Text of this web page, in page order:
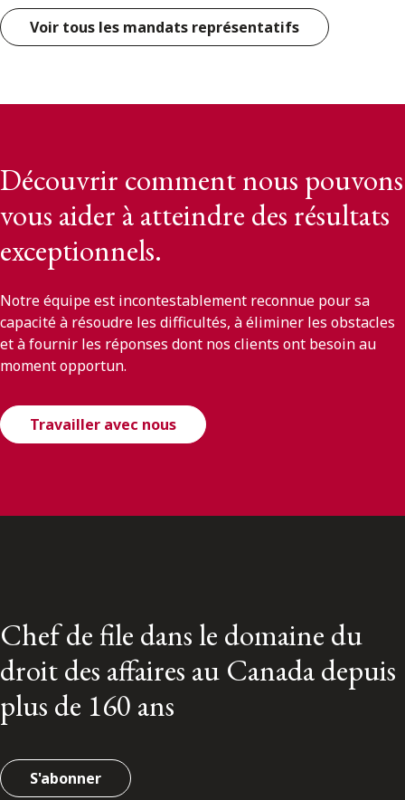
Voir tous les mandats représentatifs
Découvrir comment nous pouvons
vous aider à atteindre des résultats
exceptionnels.
Notre équipe est incontestablement reconnue pour sa
capacité à résoudre les difficultés, à éliminer les obstacles
et à fournir les réponses dont nos clients ont besoin au
moment opportun.
Travailler avec nous
Chef de file dans le domaine du
droit des affaires au Canada depuis
plus de 160 ans
S'abonner